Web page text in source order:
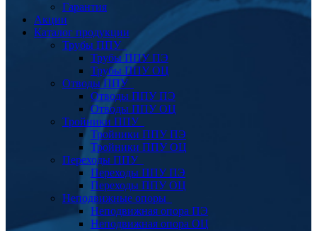
Гарантия
Акции
Каталог продукции
Трубы ППУ
Трубы ППУ ПЭ
Трубы ППУ ОЦ
Отводы ППУ
Отводы ППУ ПЭ
Отводы ППУ ОЦ
Тройники ППУ
Тройники ППУ ПЭ
Тройники ППУ ОЦ
Переходы ППУ
Переходы ППУ ПЭ
Переходы ППУ ОЦ
Неподвижные опоры
Неподвижная опора ПЭ
Неподвижная опора ОЦ